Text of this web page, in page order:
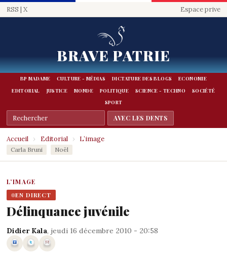
RSS | X Espace prive
BRAVE PATRIE
BP MADAME CULTURE - MÉDIAS DICTATURE DES BLOGS
ECONOMIE
EDITORIAL
JUSTICE MONDE POLITIQUE SCIENCE - TECHNO
SOCIÉTÉ
SPORT
Accueil › Editorial › L’image
Carla Bruni Noël
L’IMAGE
EN DIRECT
Délinquance juvénile
Didier Kala, jeudi 16 décembre 2010 - 20:58